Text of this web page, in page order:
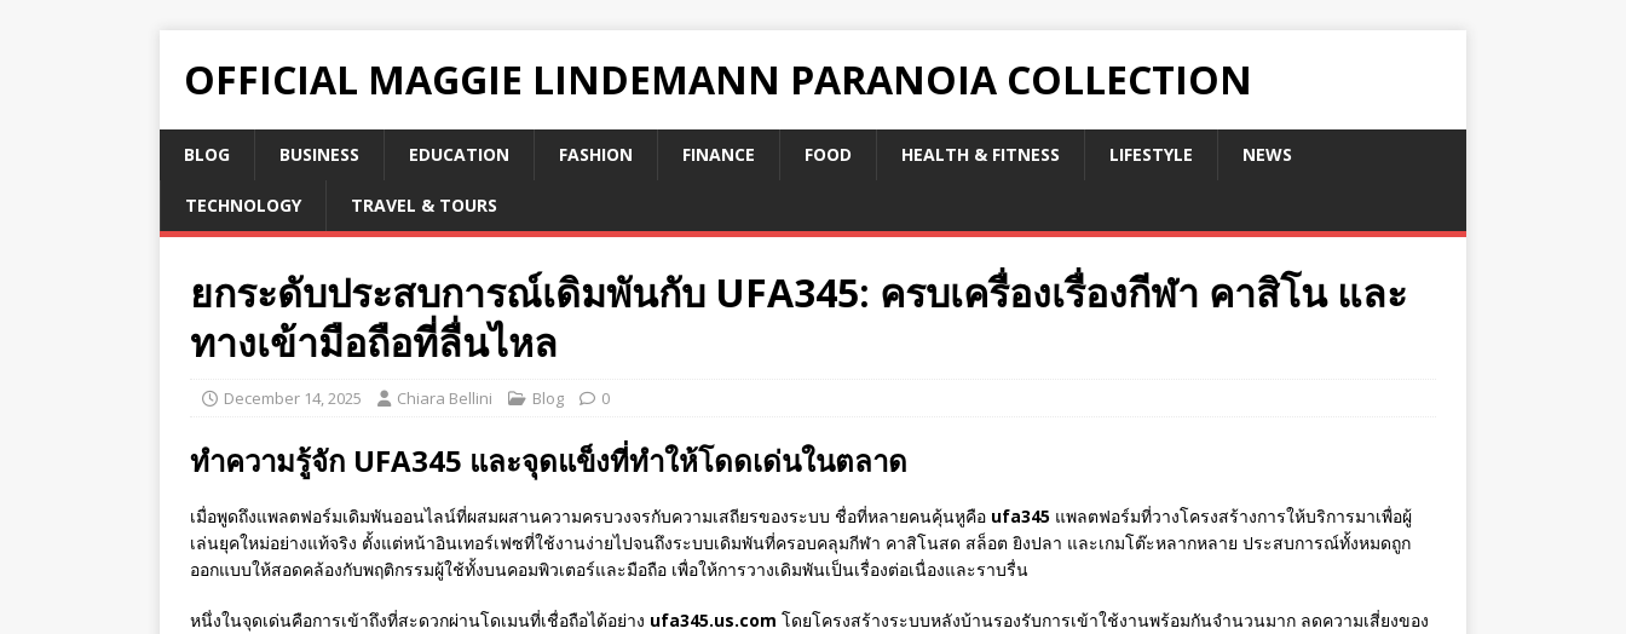
OFFICIAL MAGGIE LINDEMANN PARANOIA COLLECTION
BLOG BUSINESS EDUCATION FASHION FINANCE FOOD HEALTH & FITNESS LIFESTYLE NEWS
TECHNOLOGY TRAVEL & TOURS
ยกระดับประสบการณ์เดิมพันกับ UFA345: ครบเครื่องเรื่องกีฬา คาสิโน และ
ทางเข้ามือถือที่ลื่นไหล
December 14, 2025 Chiara Bellini Blog 0
ทำความรู้จัก UFA345 และจุดแข็งที่ทำให้โดดเด่นในตลาด
เมื่อพูดถึงแพลตฟอร์มเดิมพันออนไลน์ที่ผสมผสานความครบวงจรกับความเสถียรของระบบ ชื่อที่หลายคนคุ้นหูคือ ufa345 แพลตฟอร์มที่วางโครงสร้างการให้บริการมาเพื่อผู้
เล่นยุคใหม่อย่างแท้จริง ตั้งแต่หน้าอินเทอร์เฟซที่ใช้งานง่ายไปจนถึงระบบเดิมพันที่ครอบคลุมกีฬา คาสิโนสด สล็อต ยิงปลา และเกมโต๊ะหลากหลาย ประสบการณ์ทั้งหมดถูก
ออกแบบให้สอดคล้องกับพฤติกรรมผู้ใช้ทั้งบนคอมพิวเตอร์และมือถือ เพื่อให้การวางเดิมพันเป็นเรื่องต่อเนื่องและราบรื่น
หนึ่งในจุดเด่นคือการเข้าถึงที่สะดวกผ่านโดเมนที่เชื่อถือได้อย่าง ufa345.us.com โดยโครงสร้างระบบหลังบ้านรองรับการเข้าใช้งานพร้อมกันจำนวนมาก ลดความเสี่ยงของ